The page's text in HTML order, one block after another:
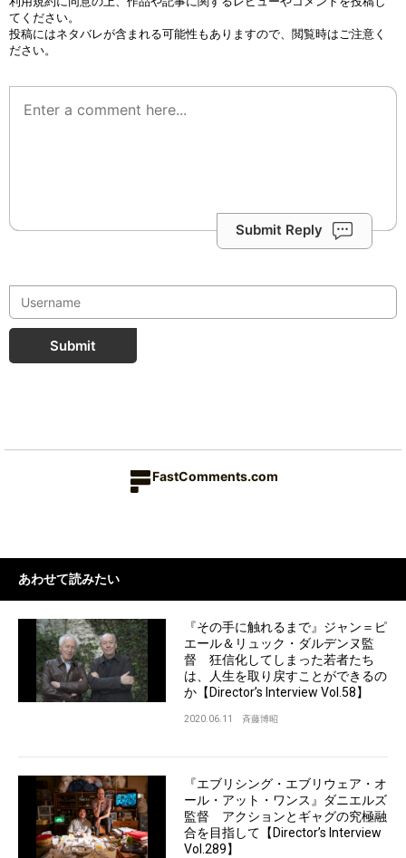
てください。
投稿にはネタバレが含まれる可能性もありますので、閲覧時はご注意く
ださい。
Submit Reply
Submit
FastComments.com
あわせて読みたい
『その手に触れるまで』ジャン＝ピ
エール＆リュック・ダルデンヌ監
督 狂信化してしまった若者たち
は、人生を取り戻すことができるの
か【Director’s Interview Vol.58】
2020.06.11 斉藤博昭
『エブリシング・エブリウェア・オ
ール・アット・ワンス』ダニエルズ
監督 アクションとギャグの究極融
合を目指して【Director’s Interview
Vol.289】